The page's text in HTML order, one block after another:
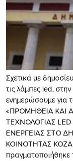
Σχετικά με
τις λάμπες led,
ενημερώσουμε για
«ΠΡΟΜΗΘΕΙΑ ΚΑΙ
ΤΕΧΝΟΛΟΓΙΑΣ
ΕΝΕΡΓΕΙΑΣ ΣΤΟ
ΚΟΙΝΟΤΗΤΑΣ
πραγματοποιήθηκε